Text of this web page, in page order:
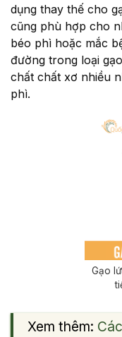
dụng thay thế cho
cũng phù hợp cho
béo phì hoặc mắc
đường trong loại
chất chất xơ nhiều
phì.
Gạo
Xem thêm: